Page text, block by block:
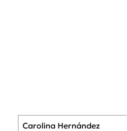
Carolina Hernández